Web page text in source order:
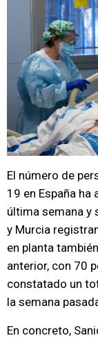
El número de
19 en España
última semana y
y Murcia
en planta
anterior, con 70
constatado un
la semana
En concreto,